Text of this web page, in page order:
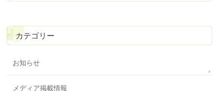
カテゴリー
お知らせ
メディア掲載情報